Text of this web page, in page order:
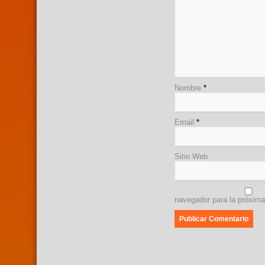
Nombre *
Email *
Sitio Web
navegador para la